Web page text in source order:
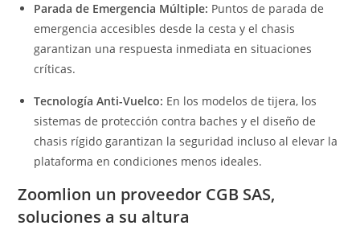
Parada de Emergencia Múltiple: Puntos de parada de
emergencia accesibles desde la cesta y el chasis
garantizan una respuesta inmediata en situaciones
críticas.
Tecnología Anti-Vuelco: En los modelos de tijera, los
sistemas de protección contra baches y el diseño de
chasis rígido garantizan la seguridad incluso al elevar la
plataforma en condiciones menos ideales.
Zoomlion un proveedor CGB SAS,
soluciones a su altura